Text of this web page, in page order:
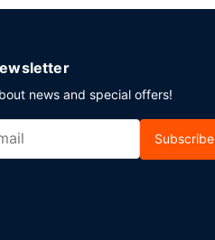
news and special offers!
Subscribe